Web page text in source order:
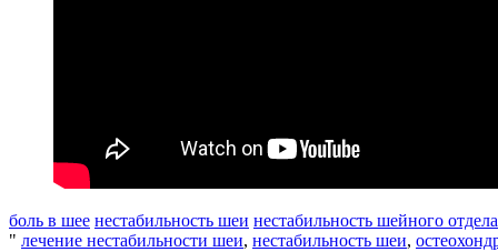
боль в шее нестабильность шеи нестабильность шейного отдела
" лечение нестабильности шеи, нестабильность шеи,